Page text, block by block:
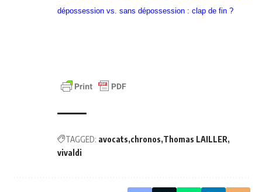
dépossession vs. sans dépossession : clap de fin ?
TAGGED: avocats chronos Thomas LAILLER
vivaldi